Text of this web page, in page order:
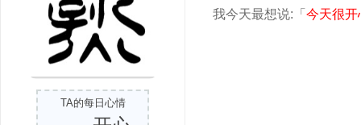
TA的每日心情
我今天最想说:「 今天很开